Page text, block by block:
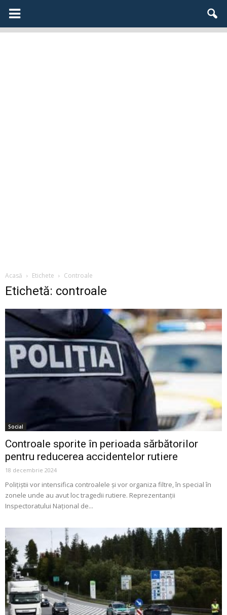
Acasă Etichete Controale
Etichetă: controale
Social
Controale sporite în perioada sărbătorilor
pentru reducerea accidentelor rutiere
18 decembrie 2024
Polițiștii vor intensifica controalele și vor organiza filtre, în special în
zonele unde au avut loc tragedii rutiere. Reprezentanții
Inspectoratului Național de...